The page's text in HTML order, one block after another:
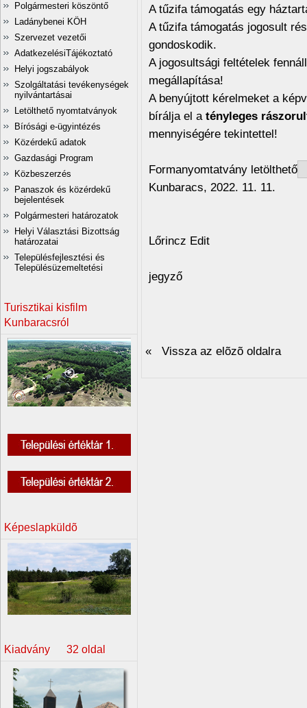
Polgármesteri köszöntő
Ladánybenei KÖH
Szervezet vezetői
AdatkezelésiTájékoztató
Helyi jogszabályok
Szolgáltatási tevékenységek
nyilvántartásai
Letölthető nyomtatványok
Bírósági e-ügyintézés
Közérdekű adatok
Gazdasági Program
Közbeszerzés
Panaszok és közérdekű
bejelentések
Polgármesteri határozatok
Helyi Választási Bizottság
határozatai
Településfejlesztési és
Településüzemeltetési
Turisztikai kisfilm
Kunbaracsról
Képeslapküldõ
Kiadvány 32 oldal
A tűzifa támogatás egy
A tűzifa támogatás jogosult
gondoskodik.
A jogosultsági feltételek
megállapítása!
A benyújtott kérelmeket a
bírálja el a tényleges
mennyiségére tekintettel!
Formanyomtatvány letölthető
Kunbaracs, 2022. 11. 11.
Lőrincz Edit
jegyző
« Vissza az elõzõ oldalra